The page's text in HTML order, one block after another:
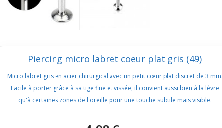
Piercing micro labret coeur plat gris (49)
Micro labret gris en acier chirurgical avec un petit cœur plat discret de 3 mm.
Facile à porter grâce à sa tige fine et vissée, il convient aussi bien à la lèvre
qu'à certaines zones de l'oreille pour une touche subtile mais visible.